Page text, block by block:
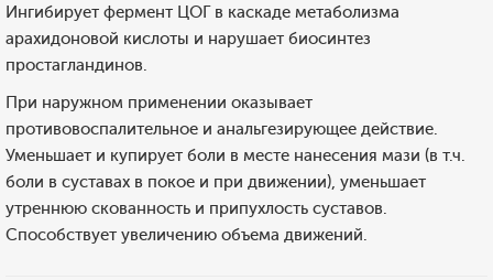
Ингибирует фермент ЦОГ в каскаде метаболизма
арахидоновой кислоты и нарушает биосинтез
простагландинов.
При наружном применении оказывает
противовоспалительное и анальгезирующее действие.
Уменьшает и купирует боли в месте нанесения мази (в т.ч.
боли в суставах в покое и при движении), уменьшает
утреннюю скованность и припухлость суставов.
Способствует увеличению объема движений.